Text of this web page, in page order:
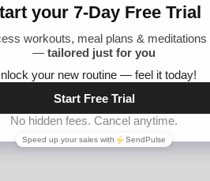
помоћу хатха